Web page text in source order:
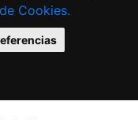
Cookies.